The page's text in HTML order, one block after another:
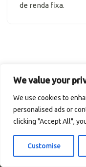
We value your
We use cookies to
personalised ads or
clicking "Accept All",
Customise
de renda fixa.
© Portal
Termos de Uso